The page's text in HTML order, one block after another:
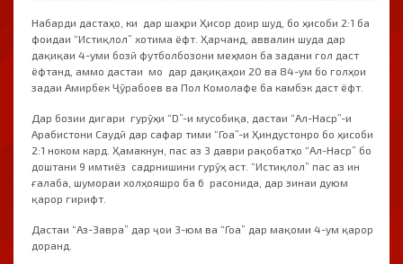
Набарди дастаҳо, ки дар шаҳри Ҳисор доир шуд, бо ҳисоби 2:1 ба
фоидаи “Истиқлол” хотима ёфт. Ҳарчанд, аввалин шуда дар
дақиқаи 4-уми бозӣ футболбозони меҳмон ба задани гол даст
ёфтанд, аммо дастаи мо дар дақиқаҳои 20 ва 84-ум бо голҳои
задаи Амирбек Ҷӯрабоев ва Пол Комолафе ба камбэк даст ёфт.
Дар бозии дигари гурӯҳи “D”-и мусобиқа, дастаи “Ал-Наср”-и
Арабистони Саудӣ дар сафар тими “Гоа”-и Ҳиндустонро бо ҳисоби
2:1 ноком кард. Ҳамакнун, пас аз 3 даври рақобатҳо “Ал-Наср” бо
доштани 9 имтиёз садрнишини гурӯҳ аст. “Истиқлол” пас аз ин
ғалаба, шумораи холҳояшро ба 6 расонида, дар зинаи дуюм
қарор гирифт.
Дастаи “Аз-Завра” дар ҷои 3-юм ва “Гоа” дар мақоми 4-ум қарор
доранд.